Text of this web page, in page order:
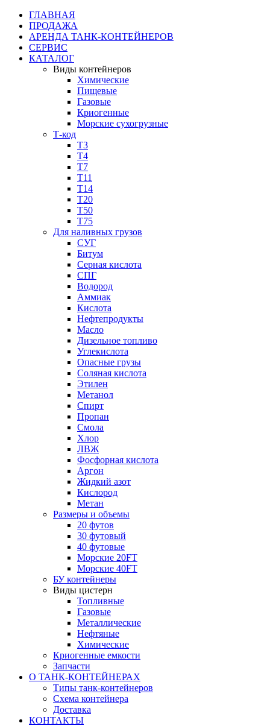
ГЛАВНАЯ
ПРОДАЖА
АРЕНДА ТАНК-КОНТЕЙНЕРОВ
СЕРВИС
КАТАЛОГ
Виды контейнеров
Химические
Пищевые
Газовые
Криогенные
Морские сухогрузные
Т-код
Т3
Т4
Т7
Т11​
Т14
Т20
Т50
Т75
Для наливных грузов
СУГ
Битум
Серная кислота
СПГ
Водород
Аммиак
Кислота
Нефтепродукты
Масло
Дизельное топливо
Углекислота
Опасные грузы
Соляная кислота
Этилен
Метанол
Спирт
Пропан
Смола
Хлор
ЛВЖ
Фосфорная кислота
Аргон
Жидкий азот
Кислород
Метан
Размеры и объемы
20 футов
30 футовый
40 футовые
Морские 20FT
Морские 40FT
БУ контейнеры
Виды цистерн
Топливные
Газовые
Металлические
Нефтяные
Химические
Криогенные емкости
Запчасти
О ТАНК-КОНТЕЙНЕРАХ
Типы танк-контейнеров
Схема контейнера
Доставка
КОНТАКТЫ